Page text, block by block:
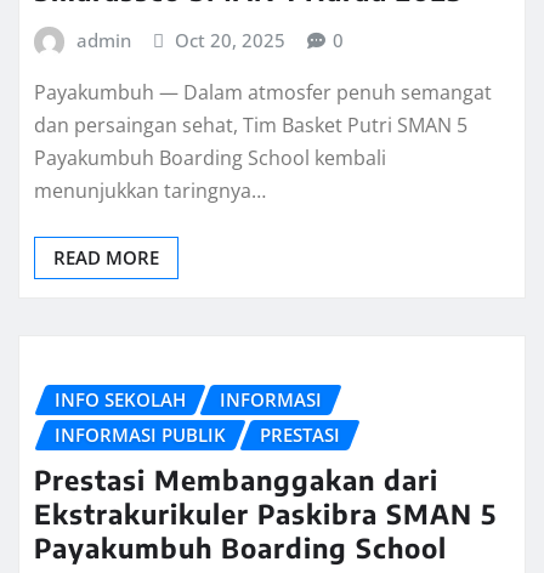
admin Oct 20, 2025 0
Payakumbuh — Dalam atmosfer penuh semangat
dan persaingan sehat, Tim Basket Putri SMAN 5
Payakumbuh Boarding School kembali
menunjukkan taringnya…
READ MORE
INFO SEKOLAH
INFORMASI
INFORMASI PUBLIK
PRESTASI
Prestasi Membanggakan dari
Ekstrakurikuler Paskibra SMAN 5
Payakumbuh Boarding School